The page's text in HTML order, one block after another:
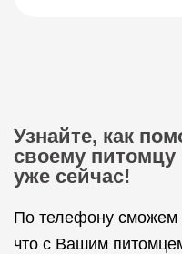
Узнайте, как
своему питомцу
уже сейчас!
По телефону сможем
что с Вашим